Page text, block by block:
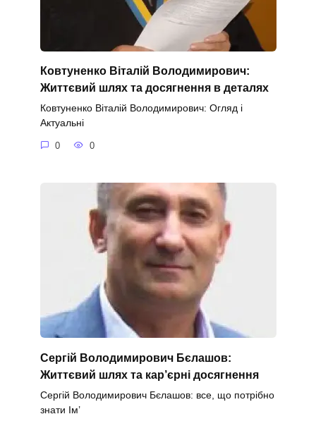
Ковтуненко Віталій Володимирович:
Життєвий шлях та досягнення в деталях
Ковтуненко Віталій Володимирович: Огляд і
Актуальні
0 0
Сергій Володимирович Бєлашов:
Життєвий шлях та кар’єрні досягнення
Сергій Володимирович Бєлашов: все, що потрібно
знати Ім’